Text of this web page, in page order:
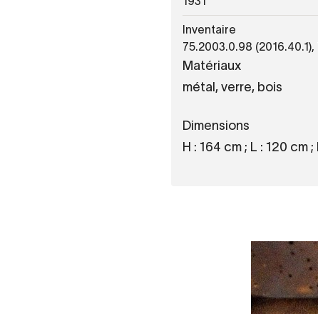
Inventaire
75.2003.0.98
Matériaux
métal, verre, bois
Dimensions
H : 164 cm ; L : 120 cm ;